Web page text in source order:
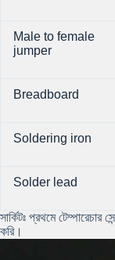
Male to female
jumper
Breadboard
Soldering iron
Solder lead
সার্কিটঃ প্রথমে টেম্পারেচার
করি।